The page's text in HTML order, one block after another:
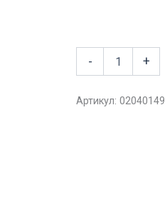
- +
Артикул: